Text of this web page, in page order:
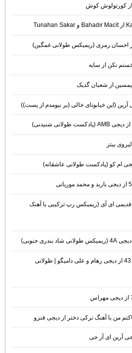
نکن از سایه
از شعبان گدیک
(این خیابونای خالی (بر نیومدم از پست))
ای آی (ریمیکس رپ ترکیبی با آهنک
دانلود ریمیکس موزیک باکس 43 از دیجی رهام و علی دامیگو | طولانی
من با آهنگ ترکی دختر از دیجی فنزو
آرین ای آر جی